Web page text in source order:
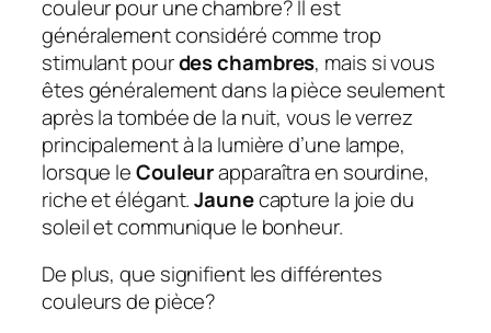
couleur pour une chambre?Il est
généralement considéré comme trop
stimulant pourdes chambres, mais si vous
êtes généralement dans la pièce seulement
après la tombée de la nuit, vous le verrez
principalement à la lumière d’une lampe,
lorsque leCouleurapparaîtra en sourdine,
riche et élégant.Jaunecapture la joie du
soleil et communique le bonheur.
De plus, que signifient les différentes
couleurs de pièce?